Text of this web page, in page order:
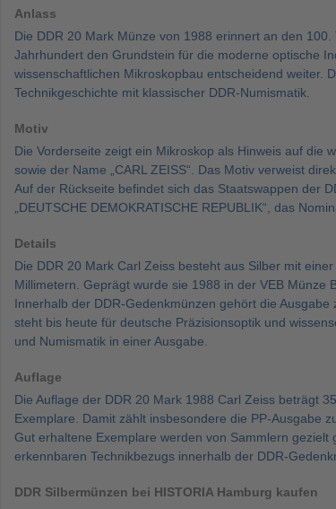
Anlass
Die DDR 20 Mark Münze von 1988 erinnert an den
Jahrhundert den Grundstein für die moderne optische
wissenschaftlichen Mikroskopbau entscheidend weiter.
Technikgeschichte mit klassischer DDR-Numismatik.
Motiv
Die Vorderseite zeigt ein Mikroskop als Hinweis auf die
sowie der Name „CARL ZEISS“. Das Motiv verweist
Auf der Rückseite befindet sich das Staatswappen der
„DEUTSCHE DEMOKRATISCHE REPUBLIK“, das
Details
Die DDR 20 Mark Carl Zeiss besteht aus Silber mit
Millimetern. Geprägt wurde sie 1988 in der VEB Münze
Innerhalb der DDR-Gedenkmünzen gehört die
steht bis heute für deutsche Präzisionsoptik und
und Numismatik in einer Ausgabe.
Auflage
Die Auflage der DDR 20 Mark 1988 Carl Zeiss beträgt
Exemplare. Damit zählt insbesondere die PP-Ausgabe
Gut erhaltene Exemplare werden von Sammlern
erkennbaren Technikbezugs innerhalb der DDR-
DDR Silbermünzen bei HISTORIA Hamburg kaufen